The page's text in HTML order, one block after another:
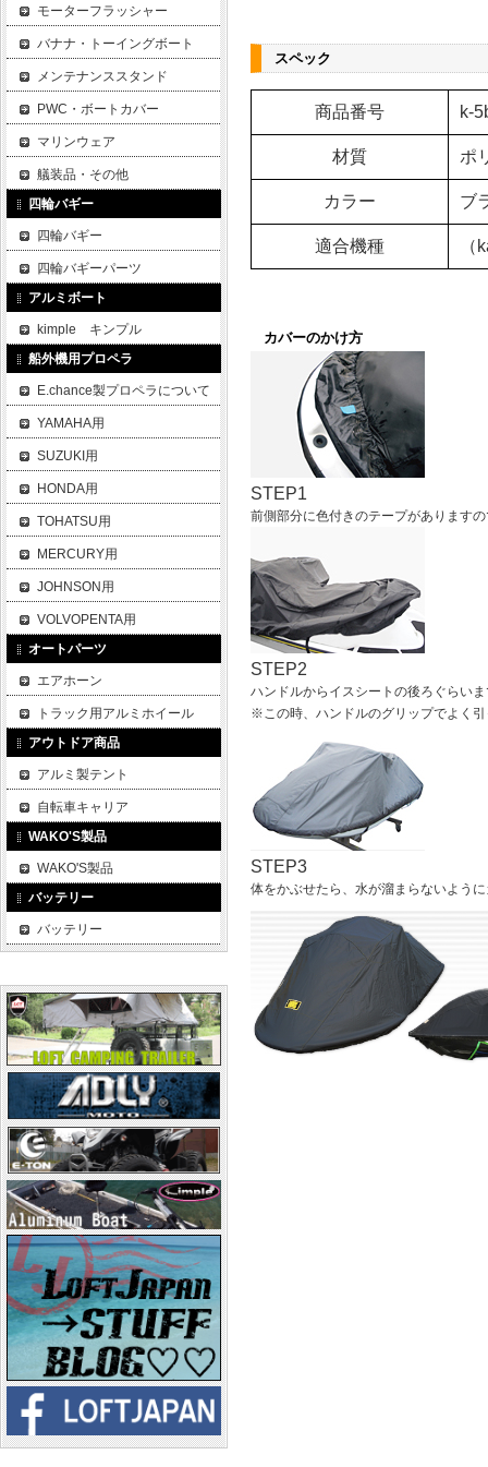
スペック
商品番号 k-
材質 ポ
カラー ブ
適合機種
カバーのかけ方
STEP1
前側部分に色付きのテープがあります
STEP2
ハンドルからイスシートの後ろぐらい
※この時、ハンドルのグリップでよく
STEP3
体をかぶせたら、水が溜まらないよう
モーターフラッシャー
バナナ・トーイングボート
メンテナンススタンド
PWC・ボートカバー
マリンウェア
艤装品・その他
四輪バギー
四輪バギー
四輪バギーパーツ
アルミボート
kimple キンプル
船外機用プロペラ
E.chance製プロペラについて
YAMAHA用
SUZUKI用
HONDA用
TOHATSU用
MERCURY用
JOHNSON用
VOLVOPENTA用
オートパーツ
エアホーン
トラック用アルミホイール
アウトドア商品
アルミ製テント
自転車キャリア
WAKO'S製品
WAKO'S製品
バッテリー
バッテリー